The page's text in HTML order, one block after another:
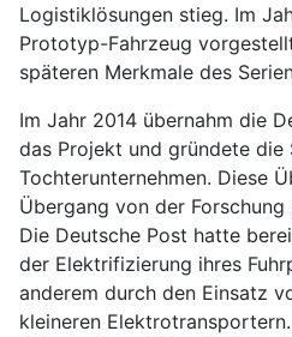
Logistiklösungen stieg. Im
Prototyp-Fahrzeug
späteren Merkmale des
Im Jahr 2014 übernahm die
das Projekt und gründete
Tochterunternehmen. Diese
Übergang von der
Die Deutsche Post hatte
der Elektrifizierung ihres
anderem durch den Einsatz
kleineren